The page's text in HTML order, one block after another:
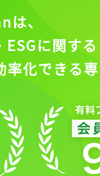
、
に関する
化できる